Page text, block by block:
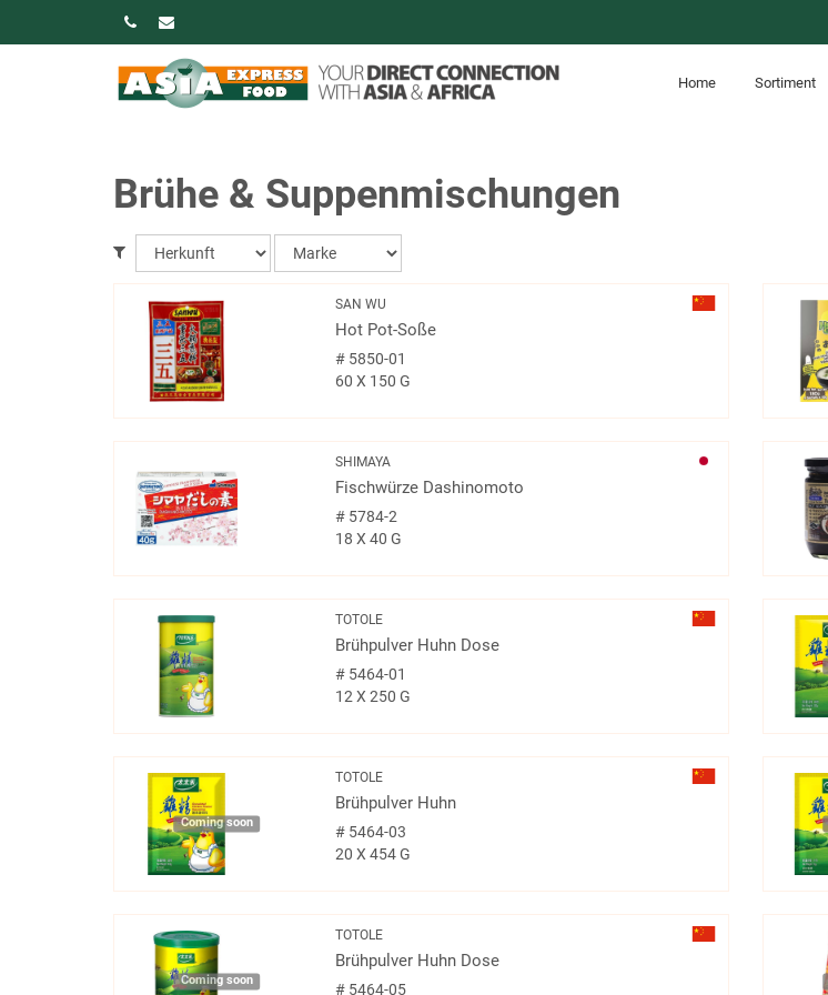
Home Sortiment
Brühe & Suppenmischungen
SAN WU
Hot Pot-Soße
# 5850-01
60 X 150 G
SHIMAYA
Fischwürze Dashinomoto
# 5784-2
18 X 40 G
TOTOLE
Brühpulver Huhn Dose
# 5464-01
12 X 250 G
Coming soon
TOTOLE
Brühpulver Huhn
# 5464-03
20 X 454 G
Coming soon
TOTOLE
Brühpulver Huhn Dose
# 5464-05